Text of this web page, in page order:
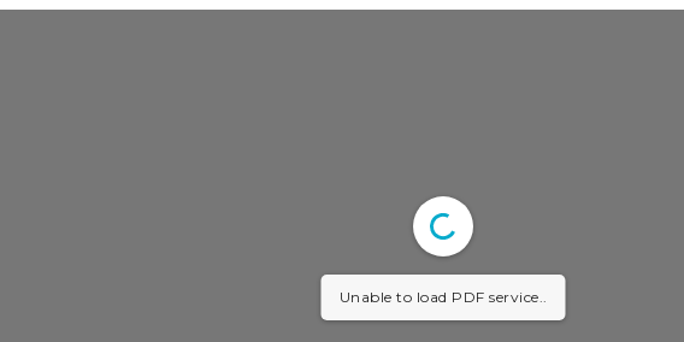
Unable to load PDF service..